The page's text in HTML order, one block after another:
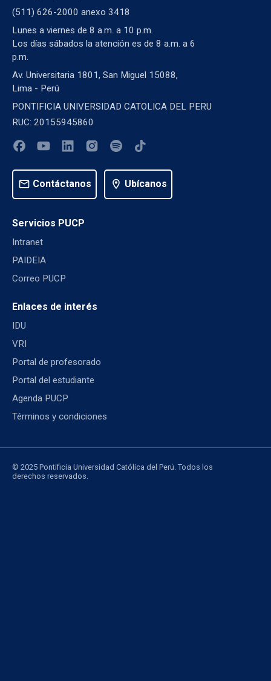
(511) 626-2000 anexo 3418
Lunes a viernes de 8 a.m. a 10 p.m.
Los días sábados la atención es de 8 a.m. a 6
p.m.
Av. Universitaria 1801, San Miguel 15088,
Lima - Perú
PONTIFICIA UNIVERSIDAD CATOLICA DEL PERU
RUC: 20155945860
mail Contáctanos location_on Ubícanos
Servicios PUCP
Intranet
PAIDEIA
Correo PUCP
Enlaces de interés
IDU
VRI
Portal de profesorado
Portal del estudiante
Agenda PUCP
Términos y condiciones
© 2025 Pontificia Universidad Católica del Perú. Todos los
derechos reservados.